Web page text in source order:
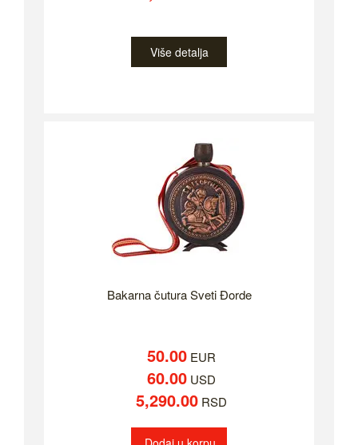
Više detalja
Bakarna čutura Sveti Đorde
50.00EUR
60.00USD
5,290.00RSD